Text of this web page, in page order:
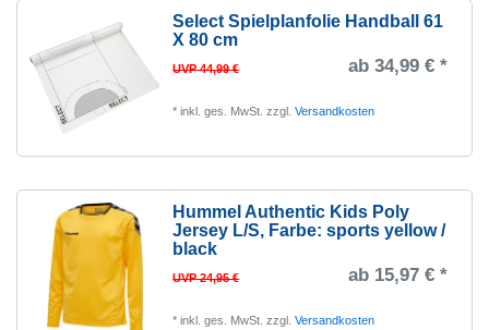
Select Spielplanfolie Handball 61
X 80 cm
UVP 44,99 € ab 34,99 € *
*inkl. ges. MwSt. zzgl.Versandkosten
Hummel Authentic Kids Poly
Jersey L/S, Farbe: sports yellow /
black
UVP 24,95 € ab 15,97 € *
*inkl. ges. MwSt. zzgl.Versandkosten